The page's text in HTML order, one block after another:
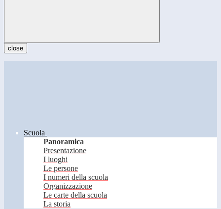
close
Scuola
Panoramica
Presentazione
I luoghi
Le persone
I numeri della scuola
Organizzazione
Le carte della scuola
La storia